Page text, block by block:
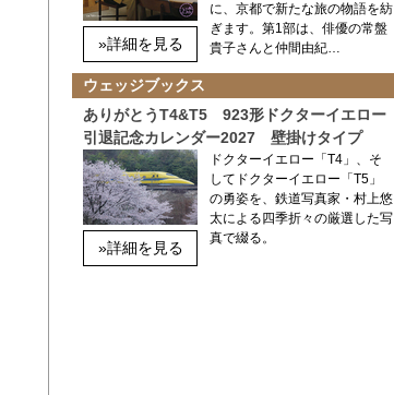
»詳細を見る
に、京都で新たな旅の物語を紡
ぎます。第1部は、俳優の常盤
貴子さんと仲間由紀…
ウェッジブックス
ありがとうT4&T5 923形ドクターイエロー
引退記念カレンダー2027 壁掛けタイプ
»詳細を見る
ドクターイエロー「T4」、そ
してドクターイエロー「T5」
の勇姿を、鉄道写真家・村上悠
太による四季折々の厳選した写
真で綴る。